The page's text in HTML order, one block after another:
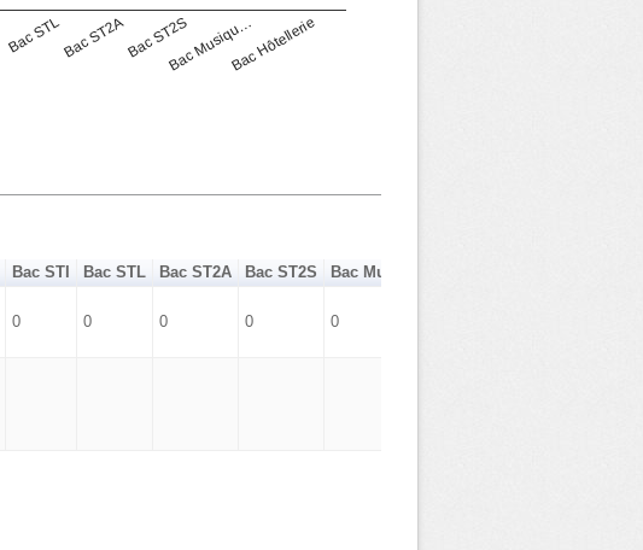
Bac STLBac ST2ABac ST2SBac Musiqu…Bac Hôtellerie
Bac STI Bac STL Bac ST2A Bac ST2S Bac Musique Danse
0 0 0 0 0